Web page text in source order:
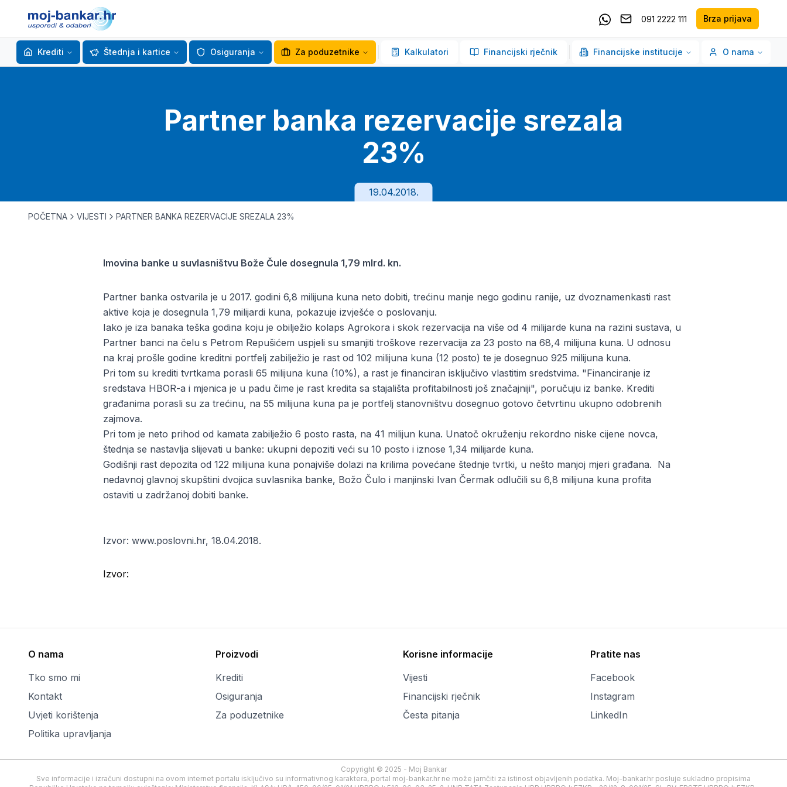
Kontaktirajte nas putem Whatsappa
091 2222 111 Brza prijava
Krediti Štednja i kartice Osiguranja Za poduzetnike Kalkulatori Financijski rječnik Financijske institucije O nama
Partner banka rezervacije srezala
23%
19.04.2018.
POČETNA VIJESTI PARTNER BANKA REZERVACIJE SREZALA 23%
Imovina banke u suvlasništvu Bože Čule dosegnula 1,79 mlrd. kn.
Partner banka ostvarila je u 2017. godini 6,8 milijuna kuna neto dobiti, trećinu manje nego godinu ranije, uz dvoznamenkasti rast
aktive koja je dosegnula 1,79 milijardi kuna, pokazuje izvješće o poslovanju.
Iako je iza banaka teška godina koju je obilježio kolaps Agrokora i skok rezervacija na više od 4 milijarde kuna na razini sustava, u
Partner banci na čelu s Petrom Repušićem uspjeli su smanjiti troškove rezervacija za 23 posto na 68,4 milijuna kuna. U odnosu
na kraj prošle godine kreditni portfelj zabilježio je rast od 102 milijuna kuna (12 posto) te je dosegnuo 925 milijuna kuna.
Pri tom su krediti tvrtkama porasli 65 milijuna kuna (10%), a rast je financiran isključivo vlastitim sredstvima. "Financiranje iz
sredstava HBOR-a i mjenica je u padu čime je rast kredita sa stajališta profitabilnosti još značajniji", poručuju iz banke. Krediti
građanima porasli su za trećinu, na 55 milijuna kuna pa je portfelj stanovništvu dosegnuo gotovo četvrtinu ukupno odobrenih
zajmova.
Pri tom je neto prihod od kamata zabilježio 6 posto rasta, na 41 milijun kuna. Unatoč okruženju rekordno niske cijene novca,
štednja se nastavlja slijevati u banke: ukupni depoziti veći su 10 posto i iznose 1,34 milijarde kuna.
Godišnji rast depozita od 122 milijuna kuna ponajviše dolazi na krilima povećane štednje tvrtki, u nešto manjoj mjeri građana. Na
nedavnoj glavnoj skupštini dvojica suvlasnika banke, Božo Čulo i manjinski Ivan Čermak odlučili su 6,8 milijuna kuna profita
ostaviti u zadržanoj dobiti banke.
Izvor: www.poslovni.hr, 18.04.2018.
Izvor:
O nama
Tko smo mi
Kontakt
Uvjeti korištenja
Politika upravljanja
Proizvodi
Krediti
Osiguranja
Za poduzetnike
Korisne informacije
Vijesti
Financijski rječnik
Česta pitanja
Pratite nas
Facebook
Instagram
LinkedIn
Copyright © 2025 - Moj Bankar
Sve informacije i izračuni dostupni na ovom internet portalu isključivo su informativnog karaktera, portal moj-bankar.hr ne može jamčiti za istinost objavljenih podatka. Moj-bankar.hr posluje sukladno propisima